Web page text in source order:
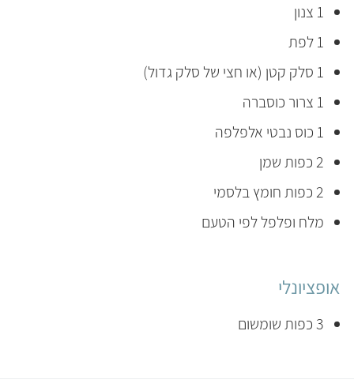
1 צנון
1 לפת
1 סלק קטן (או חצי של סלק גדול)
1 צרור כוסברה
1 כוס נבטי אלפלפה
2 כפות שמן
2 כפות חומץ בלסמי
מלח ופלפל לפי הטעם
אופציונלי
3 כפות שומשום